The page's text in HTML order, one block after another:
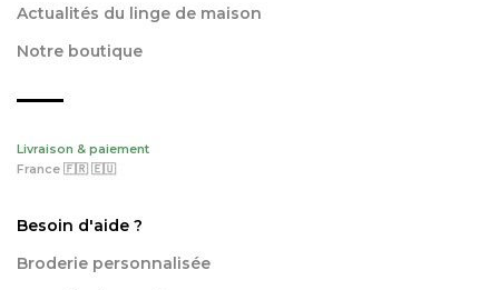
Actualités du linge de maison
Notre boutique
Livraison & paiement
France 🇫🇷 🇪🇺
Besoin d'aide ?
Broderie personnalisée